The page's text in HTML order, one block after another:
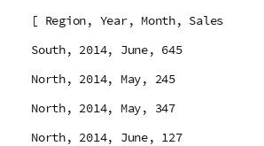
[ Region, Year, Month, Sales
South, 2014, June, 645
North, 2014, May, 245
North, 2014, May, 347
North, 2014, June, 127